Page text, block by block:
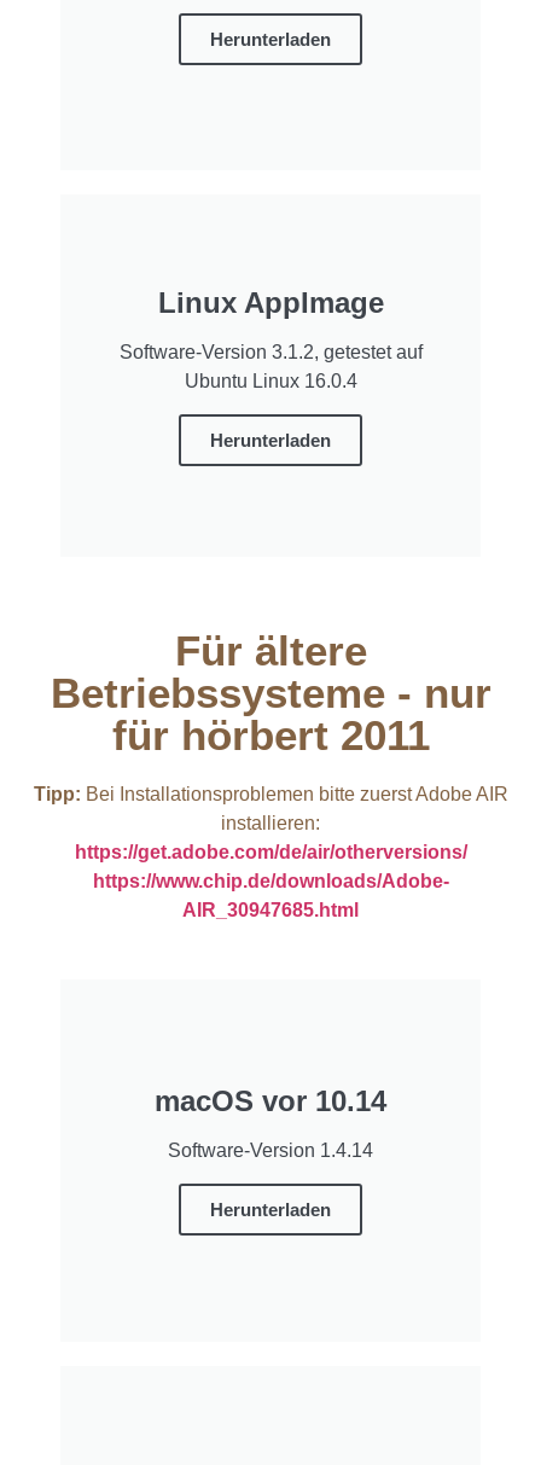
Herunterladen
Linux AppImage
Software-Version 3.1.2, getestet auf
Ubuntu Linux 16.0.4
Herunterladen
Für ältere
Betriebssysteme - nur
für hörbert 2011​
Tipp: Bei Installationsproblemen bitte zuerst Adobe AIR
installieren:
https://get.adobe.com/de/air/otherversions/
https://www.chip.de/downloads/Adobe-
AIR_30947685.html
macOS vor 10.14
Software-Version 1.4.14
Herunterladen